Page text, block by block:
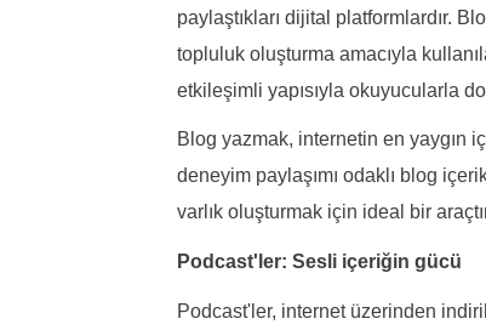
paylaştıkları dijital platformlardır.
topluluk oluşturma amacıyla
etkileşimli yapısıyla okuyucularla
Blog yazmak, internetin en yaygın
deneyim paylaşımı odaklı blog
varlık oluşturmak için ideal bir
Podcast'ler: Sesli içeriğin gücü
Podcast'ler, internet üzerinden